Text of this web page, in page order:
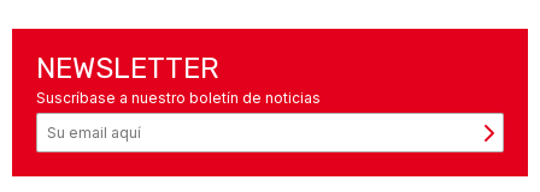
NEWSLETTER
Suscríbase a nuestro boletín de noticias